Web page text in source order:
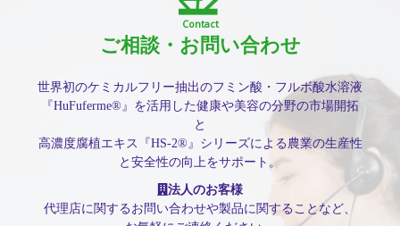
Contact
ご相談・お問い合わせ
世界初のケミカルフリー抽出のフミン酸・フルボ酸水溶液
『HuFuferme®』を活用した健康や美容の分野の市場開拓
と
高濃度腐植エキス『HS-2®』シリーズによる農業の生産性
と安全性の向上をサポート。
法人のお客様
代理店に関するお問い合わせや製品に関することなど、